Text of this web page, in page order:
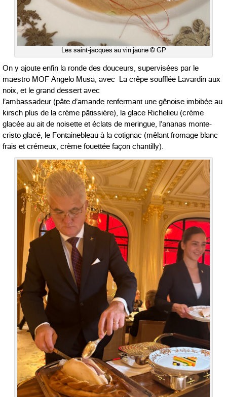
Les saint-jacques au vin jaune © GP
On y ajoute enfin la ronde des douceurs, supervisées par le
maestro MOF Angelo Musa, avec La crêpe soufflée Lavardin aux
noix, et le grand dessert avec
l’ambassadeur (pâte d’amande renfermant une gênoise imbibée au
kirsch plus de la crème pâtissière), la glace Richelieu (crème
glacée au ait de noisette et éclats de meringue, l’ananas monte-
cristo glacé, le Fontainebleau à la cotignac (mêlant fromage blanc
frais et crémeux, crème fouettée façon chantilly).